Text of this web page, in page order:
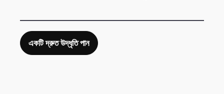
একটি দ্রুত উদ্ধৃতি পান